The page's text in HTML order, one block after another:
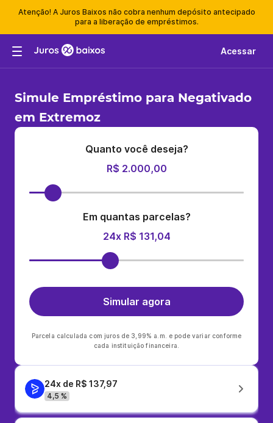
Atenção! A Juros Baixos não cobra nenhum depósito antecipado
para a liberação de empréstimos.
Acessar
Simule Empréstimo para Negativado
em Extremoz
Quanto você deseja?
R$ 2.000,00
Em quantas parcelas?
24x R$ 131,04
Simular agora
Parcela calculada com juros de 3,99% a.m. e pode variar conforme
cada instituição financeira.
24x de R$ 137,97
4,5 %